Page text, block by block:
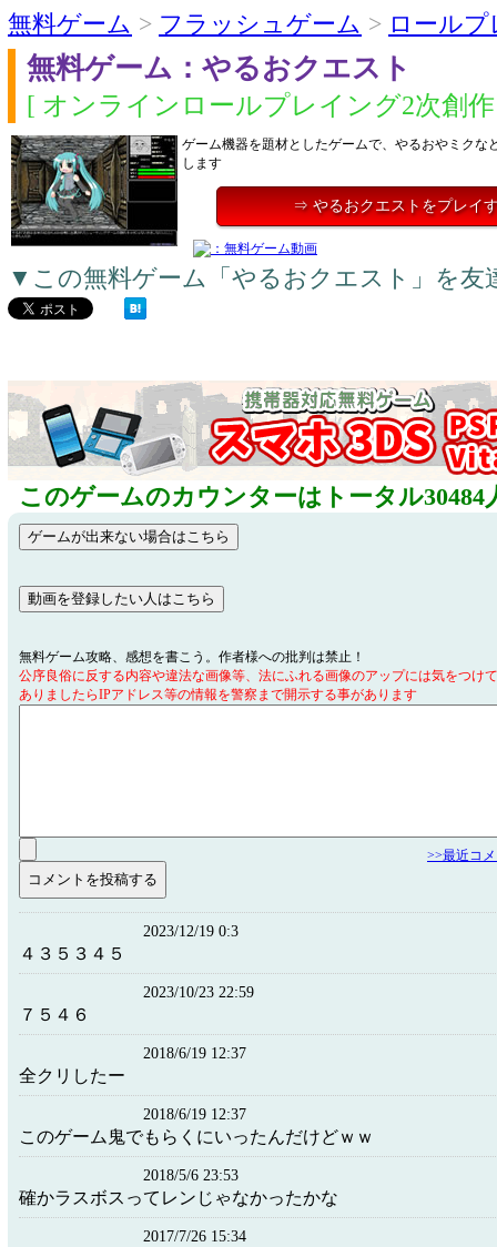
無料ゲーム > フラッシュゲーム > ロール
無料ゲーム：やるおクエスト
[ オンラインロールプレイング2次創
ゲーム機器を題材としたゲームで、やるおやミクな
します
⇒ やるおクエストをプレイ
▼この無料ゲーム「やるおクエスト」を友
このゲームのカウンターはトータル30484
無料ゲーム攻略、感想を書こう。作者様への批判は禁止！
公序良俗に反する内容や違法な画像等、法にふれる画像のアップには気をつけ
ありましたらIPアドレス等の情報を警察まで開示する事があります
>>最近コ
2023/12/19 0:3
４３５３４５
2023/10/23 22:59
７５４６
2018/6/19 12:37
全クリしたー
2018/6/19 12:37
このゲーム鬼でもらくにいったんだけどｗｗ
2018/5/6 23:53
確かラスボスってレンじゃなかったかな
2017/7/26 15:34